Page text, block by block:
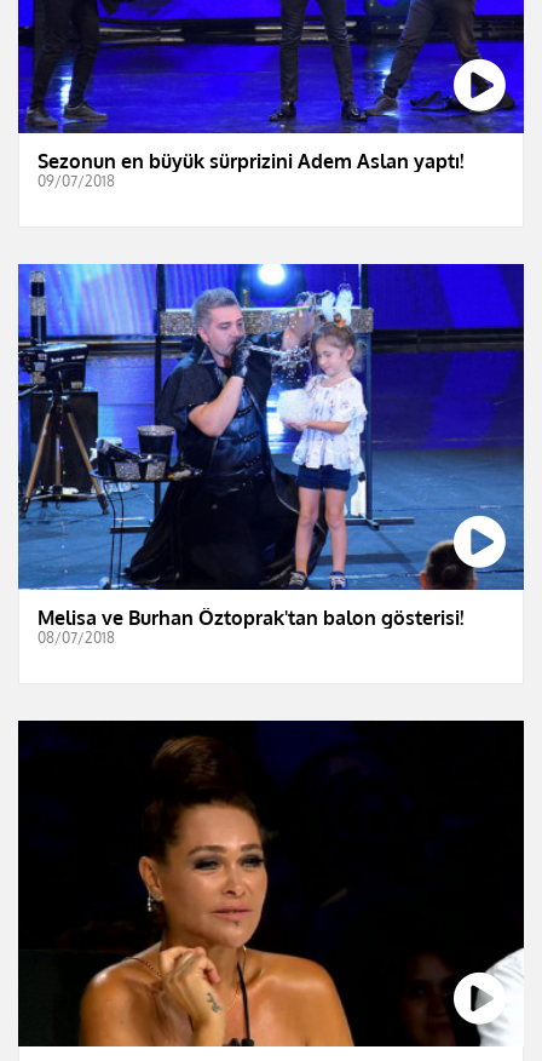
Sezonun en büyük sürprizini Adem Aslan yaptı!
09/07/2018
Melisa ve Burhan Öztoprak'tan balon gösterisi!
08/07/2018